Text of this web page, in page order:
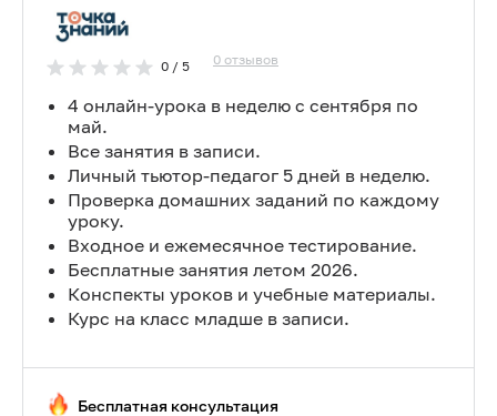
0/ 5 0 отзывов
4 онлайн-урока в неделю с сентября по
май.
Все занятия в записи.
Личный тьютор-педагог 5 дней в неделю.
Проверка домашних заданий по каждому
уроку.
Входное и ежемесячное тестирование.
Бесплатные занятия летом 2026.
Конспекты уроков и учебные материалы.
Курс на класс младше в записи.
Бесплатная консультация